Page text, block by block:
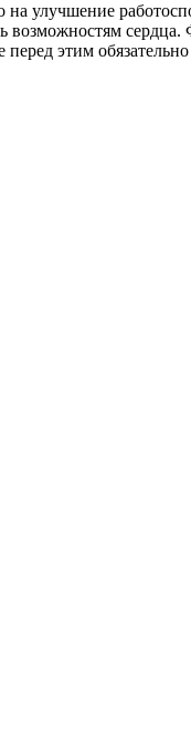
на улучшение
возможностям сердца.
этим обязательно